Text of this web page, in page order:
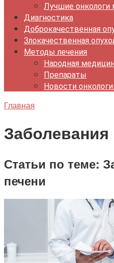
Лучшие онкологи
Диагностика
Доброкачественная
Злокачественная
Методы лечения
Народная
Препараты
Новости
Главная
Заболевания
Статьи по теме:
печени